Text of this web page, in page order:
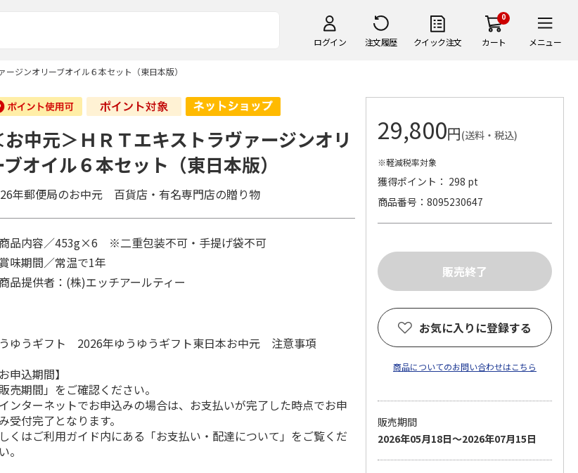
ログイン 注文履歴 クイック注文
0
カート メニュー
ジンオリーブオイル６本セット（東日本版）
お中元＞ＨＲＴエキストラヴァージンオリ
ブオイル６本セット（東日本版）
年郵便局のお中元 百貨店・有名専門店の贈り物
品内容／453g×6 ※二重包装不可・手提げ袋不可
味期間／常温で1年
品提供者：(株)エッチアールティー
ゆうギフト 2026年ゆうゆうギフト東日本お中元 注意事項
お申込期間】
販売期間」をご確認ください。
ンターネットでお申込みの場合は、お支払いが完了した時点でお申
受付完了となります。
くはご利用ガイド内にある「お支払い・配達について」をご覧くだ
。
29,800円(送料・税込)
※軽減税率対象
獲得ポイント： 298 pt
商品番号
8095230647
お気に入りに登録する
商品についてのお問い合わせはこちら
販売期間
2026年05月18日～2026年07月15日